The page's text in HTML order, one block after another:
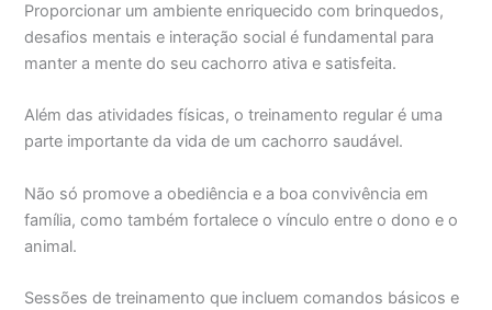
Proporcionar um ambiente enriquecido com brinquedos,
desafios mentais e interação social é fundamental para
manter a mente do seu cachorro ativa e satisfeita.
Além das atividades físicas, o treinamento regular é uma
parte importante da vida de um cachorro saudável.
Não só promove a obediência e a boa convivência em
família, como também fortalece o vínculo entre o dono e o
animal.
Sessões de treinamento que incluem comandos básicos e